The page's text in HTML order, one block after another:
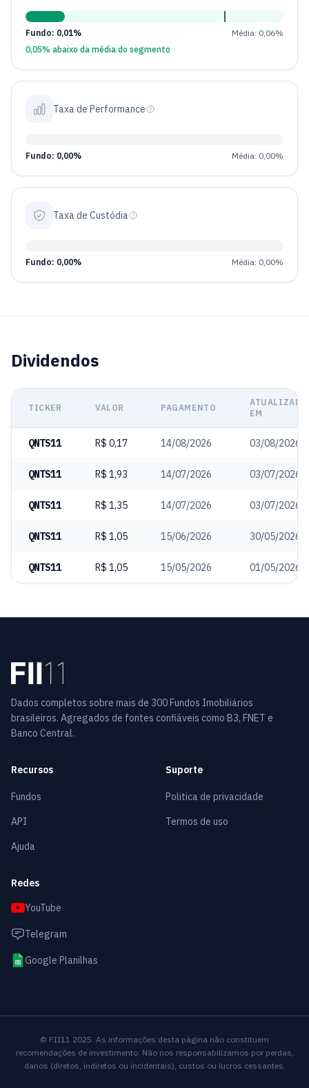
Fundo: 0,01%
Média: 0,06%
0,05% abaixo da média do segmento
Taxa de Performance
Fundo: 0,00% Média: 0,00%
Taxa de Custódia
Fundo: 0,00% Média: 0,00%
Dividendos
TICKER VALOR PAGAMENTO
ATUALIZADO
EM
QNTS11 R$ 0,17 14/08/2026 03/08/2026
QNTS11 R$ 1,93 14/07/2026 03/07/2026
QNTS11 R$ 1,35 14/07/2026 03/07/2026
QNTS11 R$ 1,05 15/06/2026 30/05/2026
QNTS11 R$ 1,05 15/05/2026 01/05/2026
Dados completos sobre mais de 300 Fundos Imobiliários
brasileiros. Agregados de fontes confiáveis como B3, FNET e
Banco Central.
Recursos
Fundos
API
Ajuda
Suporte
Politica de privacidade
Termos de uso
Redes
YouTube
Telegram
Google Planilhas
© FII11 2025. As informações desta página não constituem
recomendações de investimento. Não nos responsabilizamos por perdas,
danos (diretos, indiretos ou incidentais), custos ou lucros cessantes.